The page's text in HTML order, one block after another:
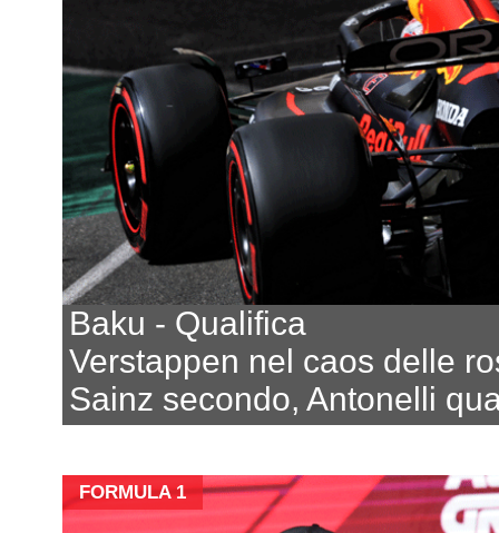
Baku - Qualifica
Verstappen nel caos delle
Sainz secondo, Antonelli
FORMULA 1